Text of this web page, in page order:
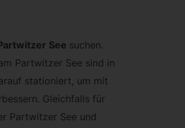
See suchen.
Partwitzer See sind in
stationiert, um mit
Gleichfalls für
Partwitzer See und